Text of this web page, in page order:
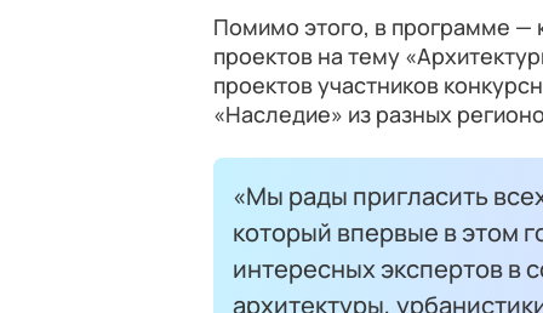
Помимо этого, в программе —
проектов на тему
проектов участников
«Наследие» из разных
«Мы рады пригласить
который впервые в этом
интересных экспертов в
архитектуры,